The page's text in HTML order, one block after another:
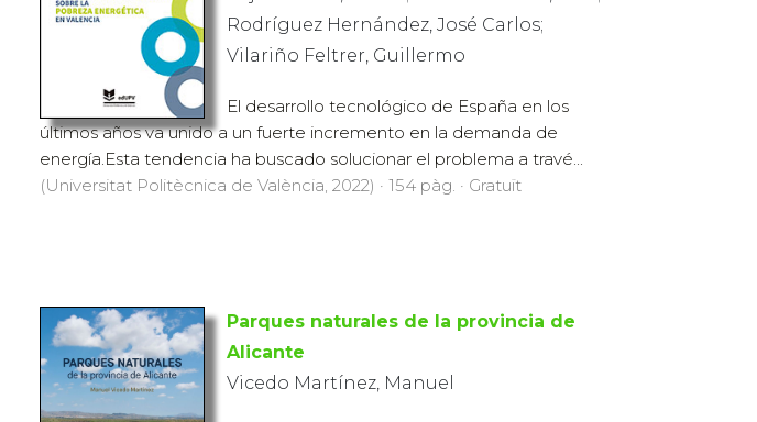
Rodríguez Hernández, José Carlos;
Vilariño Feltrer, Guillermo
El desarrollo tecnológico de España en los
últimos años va unido a un fuerte incremento en la demanda de
energía.Esta tendencia ha buscado solucionar el problema a travé...
(Universitat Politècnica de València, 2022) · 154 pàg. · Gratuït
Parques naturales de la provincia de
Alicante
Vicedo Martínez, Manuel